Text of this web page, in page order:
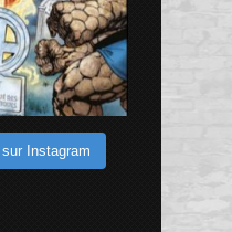
Instagram